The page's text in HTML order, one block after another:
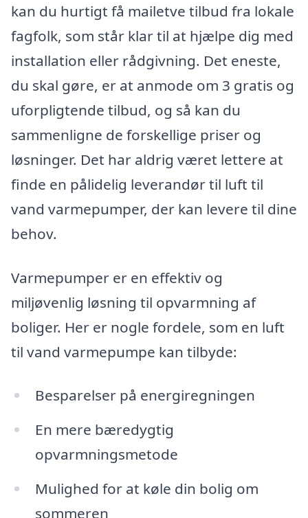
kan du hurtigt få mailetve tilbud fra lokale
fagfolk, som står klar til at hjælpe dig med
installation eller rådgivning. Det eneste,
du skal gøre, er at anmode om 3 gratis og
uforpligtende tilbud, og så kan du
sammenligne de forskellige priser og
løsninger. Det har aldrig været lettere at
finde en pålidelig leverandør til luft til
vand varmepumper, der kan levere til dine
behov.
Varmepumper er en effektiv og
miljøvenlig løsning til opvarmning af
boliger. Her er nogle fordele, som en luft
til vand varmepumpe kan tilbyde:
Besparelser på energiregningen
En mere bæredygtig
opvarmningsmetode
Mulighed for at køle din bolig om
sommeren